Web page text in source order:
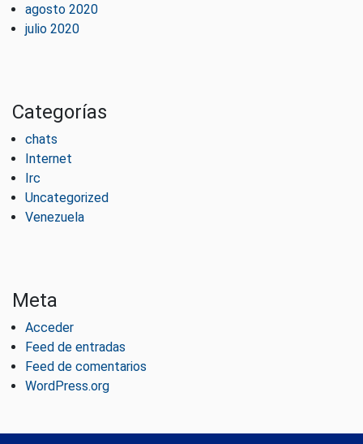
agosto 2020
julio 2020
Categorías
chats
Internet
Irc
Uncategorized
Venezuela
Meta
Acceder
Feed de entradas
Feed de comentarios
WordPress.org